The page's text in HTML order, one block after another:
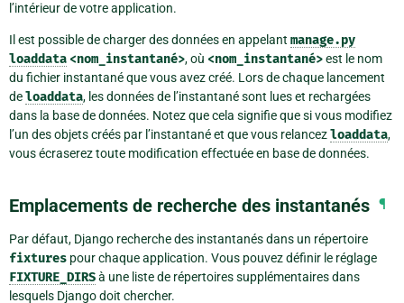
l’intérieur de votre application.
Il est possible de charger des données en appelant manage.py
loaddata <nom_instantané>, où <nom_instantané>est le nom
du fichier instantané que vous avez créé. Lors de chaque lancement
deloaddata, les données de l’instantané sont lues et rechargées
dans la base de données. Notez que cela signifie que si vous modifiez
l’un des objets créés par l’instantané et que vous relancezloaddata,
vous écraserez toute modification effectuée en base de données.
Emplacements de recherche des instantanés ¶
Par défaut, Django recherche des instantanés dans un répertoire
fixtures pour chaque application. Vous pouvez définir le réglage
FIXTURE_DIRSà une liste de répertoires supplémentaires dans
lesquels Django doit chercher.